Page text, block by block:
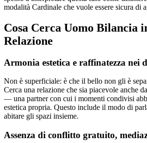
modalità Cardinale che vuole essere sicura di
Cosa Cerca Uomo Bilancia
Relazione
Armonia estetica e raffinatezza nei
Non è superficiale: è che il bello non gli è
Cerca una relazione che sia piacevole anche
— una partner con cui i momenti condivisi
estetica propria. Questo include il modo di
abitare gli spazi insieme.
Assenza di conflitto gratuito,